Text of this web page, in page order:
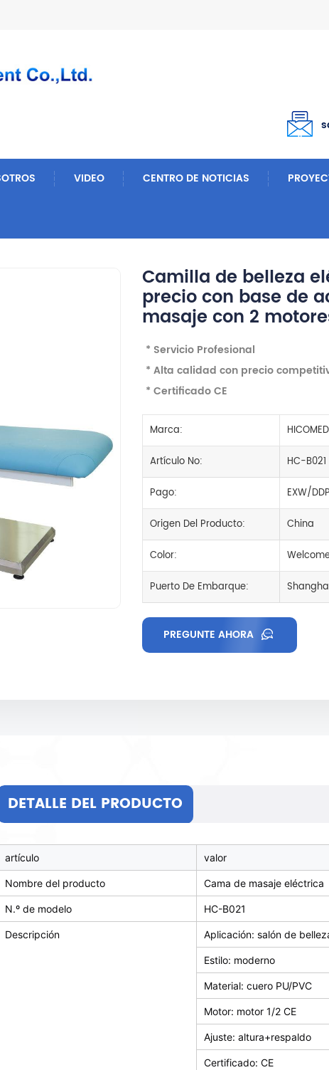
VIDEO CENTRO DE NOTICIAS
Camilla de belleza
precio con base de
masaje con 2
* Servicio Profesional
* Alta calidad con precio
* Certificado CE
Marca: HICOMED
Artículo No: HC-B021
Pago: EXW/
Origen Del Producto: China
Color:
Puerto De Embarque:
PREGUNTE AHORA
DETALLE DEL PRODUCTO
artículo valor
Nombre del producto Cama de masaje eléctrica
N.º de modelo HC-B021
Descripción Aplicación: salón de
Estilo: moderno
Material: cuero PU/PVC
Motor: motor 1/2 CE
Ajuste: altura+respaldo
Certificado: CE